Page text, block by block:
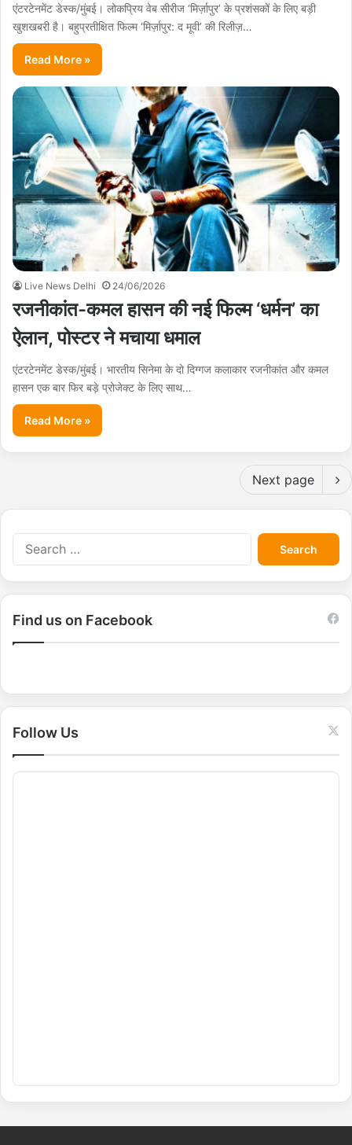
एंटरटेनमेंट डेस्क/मुंबई। लोकप्रिय वेब सीरीज ‘मिर्ज़ापुर’ के प्रशंसकों के लिए बड़ी
खुशखबरी है। बहुप्रतीक्षित फिल्म ‘मिर्ज़ापुर: द मूवी’ की रिलीज़…
Read More »
Live News Delhi 24/06/2026
रजनीकांत-कमल हासन की नई फिल्म ‘धर्मन’ का
ऐलान, पोस्टर ने मचाया धमाल
एंटरटेनमेंट डेस्क/मुंबई। भारतीय सिनेमा के दो दिग्गज कलाकार रजनीकांत और कमल
हासन एक बार फिर बड़े प्रोजेक्ट के लिए साथ…
Read More »
Next page
S
e
a
r
r
:
Find us on Facebook
Follow Us